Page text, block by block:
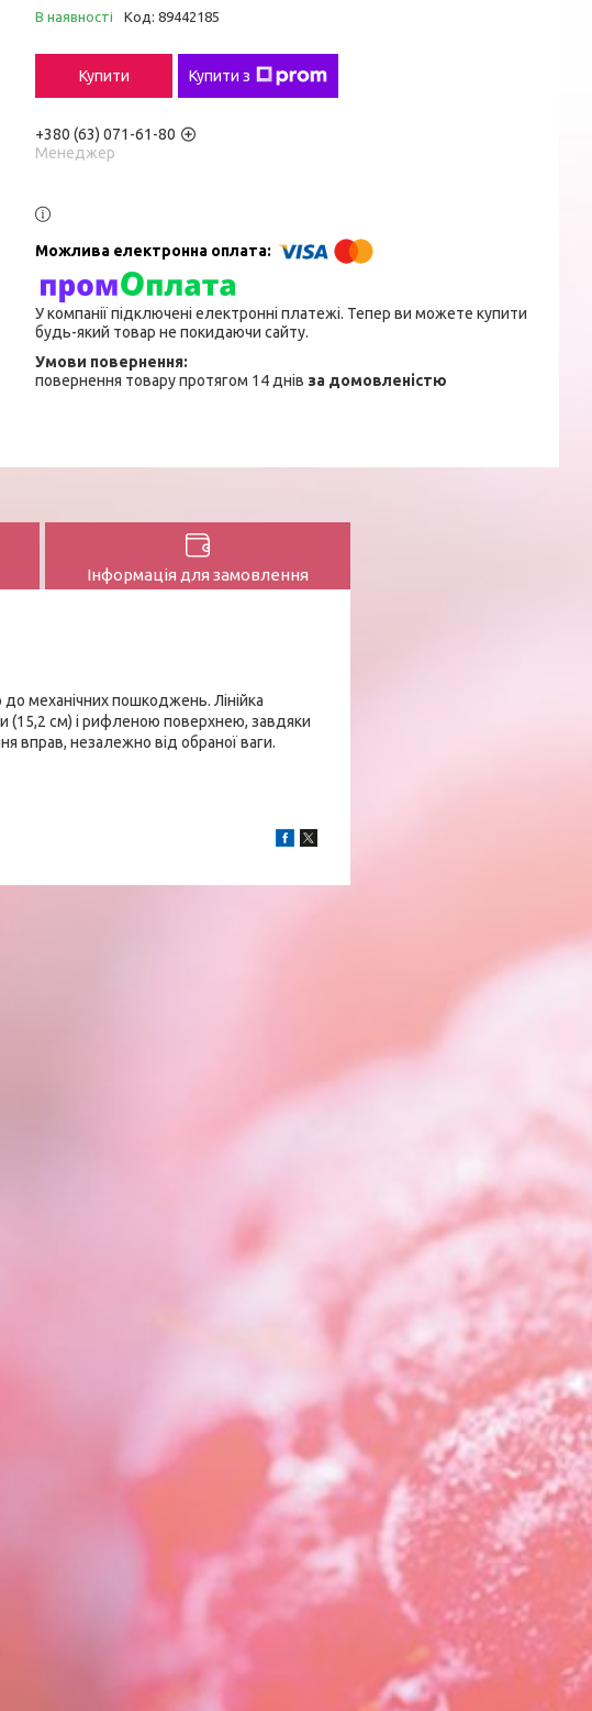
В наявності Код: 89442185
Купити Купити з
+380 (63) 071-61-80
Менеджер
У компанії підключені електронні платежі. Тепер ви можете купити
будь-який товар не покидаючи сайту.
повернення товару протягом 14 днів за домовленістю
Інформація для замовлення
до механічних пошкоджень. Лінійка
(15,2 см) і рифленою поверхнею, завдяки
вправ, незалежно від обраної ваги.